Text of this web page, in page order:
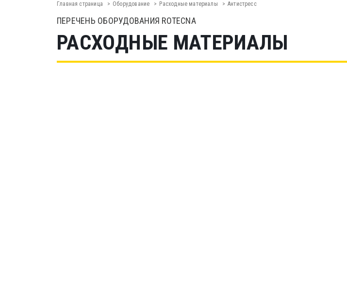
Главная страница Oборудованиe Расходные материалы Антистресс
ПЕРЕЧЕНЬ ОБОРУДОВАНИЯ ROTECNA
РАСХОДНЫЕ МАТЕРИАЛЫ